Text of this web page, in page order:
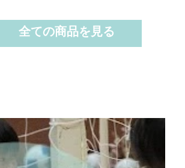
全ての商品を見る